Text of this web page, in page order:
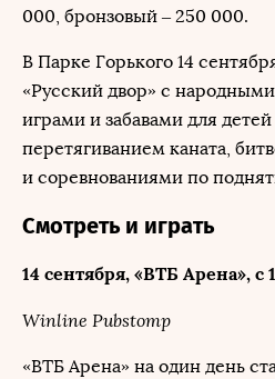
000, бронзовый – 250 000.
В Парке Горького 14
«Русский двор» с
играми и забавами для
перетягиванием каната,
и соревнованиями по
Смотреть и играть
14 сентября, «ВТБ Арена», с
Winline Pubstomp
«ВТБ Арена» на один день